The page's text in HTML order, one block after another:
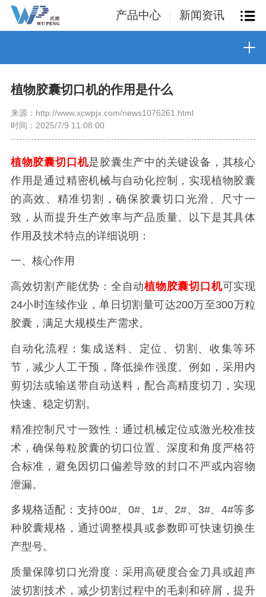
产品中心 新闻资讯
植物胶囊切口机的作用是什么
来源：http://www.xcwpjx.com/news1076261.html
时间：2025/7/9 11:08:00
植物胶囊切口机是胶囊生产中的关键设备，其核心
作用是通过精密机械与自动化控制，实现植物胶囊
的高效、精准切割，确保胶囊切口光滑、尺寸一
致，从而提升生产效率与产品质量。以下是其具体
作用及技术特点的详细说明：
一、核心作用
高效切割产能优势：全自动植物胶囊切口机可实现
24小时连续作业，单日切割量可达200万至300万粒
胶囊，满足大规模生产需求。
自动化流程：集成送料、定位、切割、收集等环
节，减少人工干预，降低操作强度。例如，采用内
剪切法或输送带自动送料，配合高精度切刀，实现
快速、稳定切割。
精准控制尺寸一致性：通过机械定位或激光校准技
术，确保每粒胶囊的切口位置、深度和角度严格符
合标准，避免因切口偏差导致的封口不严或内容物
泄漏。
多规格适配：支持00#、0#、1#、2#、3#、4#等多
种胶囊规格，通过调整模具或参数即可快速切换生
产型号。
质量保障切口光滑度：采用高硬度合金刀具或超声
波切割技术，减少切割过程中的毛刺和碎屑，提升